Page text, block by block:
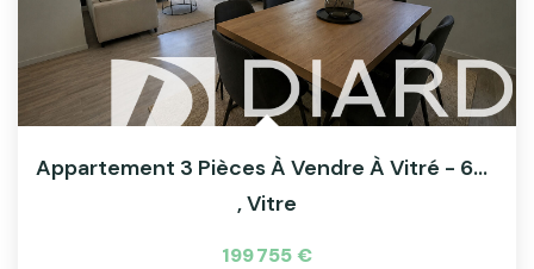
Appartement 3 Pièces À Vendre À Vitré - 65 M², 1er Étage,...
,Vitre
199 755 €